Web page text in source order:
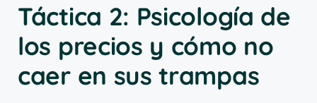
Táctica 2: Psicología de
los precios y cómo no
caer en sus trampas